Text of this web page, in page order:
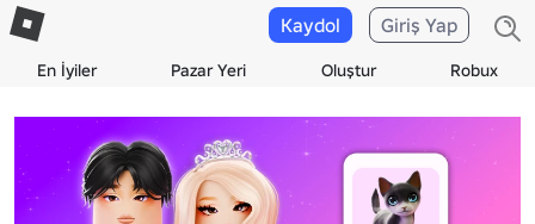
En İyiler Pazar Yeri Oluştur Robux
Kaydol Giriş Yap